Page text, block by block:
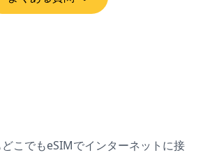
こでもeSIMでインターネットに接